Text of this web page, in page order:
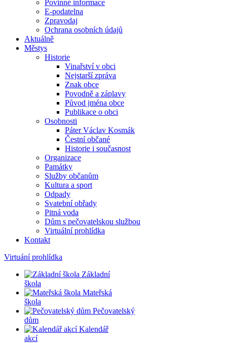
Povinné informace
E-podatelna
Zpravodaj
Ochrana osobních údajů
Aktuálně
Městys
Historie
Vinařství v obci
Nejstarší zpráva
Znak obce
Povodně a záplavy
Původ jména obce
Publikace o obci
Osobnosti
Páter Václav Kosmák
Čestní občané
Historie i současnost
Organizace
Památky
Služby občanům
Kultura a sport
Odpady
Svatební obřady
Pitná voda
Dům s pečovatelskou službou
Virtuální prohlídka
Kontakt
Virtuání prohlídka
Základní
škola
Mateřská
škola
Pečovatelský
dům
Kalendář
akcí